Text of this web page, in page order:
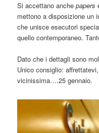
Si accettano anchepapers
mettono a disposizione un
che unisce esecutori
quello contemporaneo.
Dato che i dettagli sono
Unico consiglio:
vicinissima….25 gennaio.